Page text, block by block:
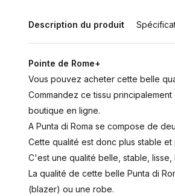
Description du produit
Pointe de Rome+
Vous pouvez acheter cette belle
Commandez ce tissu
boutique en ligne.
A Punta di Roma se compose de
Cette qualité est donc plus stable
C'est une qualité belle, stable,
La qualité de cette belle Punta di
(blazer) ou une robe.